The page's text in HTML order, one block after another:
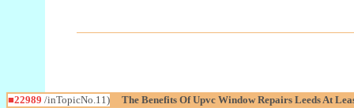
■22989 /inTopicNo.11) The Benefits Of Upvc Window Repairs Leeds At